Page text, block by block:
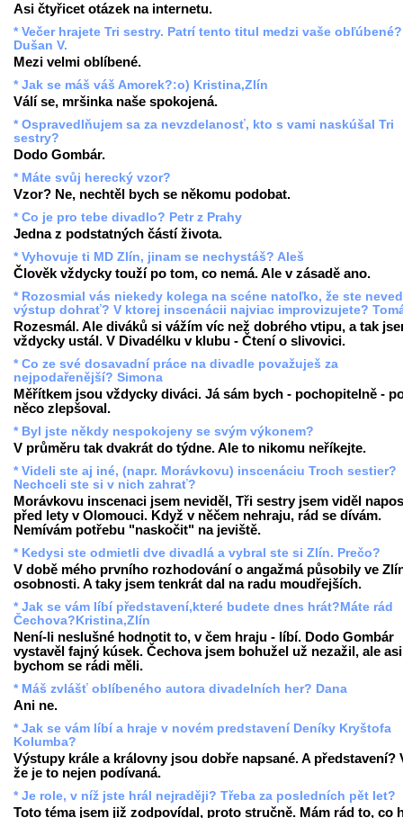
Asi čtyřicet otázek na internetu.
* Večer hrajete Tri sestry. Patrí tento titul medzi vaše obľúbené?
Dušan V.
Mezi velmi oblíbené.
* Jak se máš váš Amorek?:o) Kristina,Zlín
Válí se, mršinka naše spokojená.
* Ospravedlňujem sa za nevzdelanosť, kto s vami naskúšal Tri
sestry?
Dodo Gombár.
* Máte svůj herecký vzor?
Vzor? Ne, nechtěl bych se někomu podobat.
* Co je pro tebe divadlo? Petr z Prahy
Jedna z podstatných částí života.
* Vyhovuje ti MD Zlín, jinam se nechystáš? Aleš
Člověk vždycky touží po tom, co nemá. Ale v zásadě ano.
* Rozosmial vás niekedy kolega na scéne natoľko, že ste
výstup dohrať? V ktorej inscenácii najviac improvizujete?
Rozesmál. Ale diváků si vážím víc než dobrého vtipu, a tak
vždycky ustál. V Divadélku v klubu - Čtení o slivovici.
* Co ze své dosavadní práce na divadle považuješ za
nejpodařenější? Simona
Měřítkem jsou vždycky diváci. Já sám bych - pochopitelně -
něco zlepšoval.
* Byl jste někdy nespokojeny se svým výkonem?
V průměru tak dvakrát do týdne. Ale to nikomu neříkejte.
* Videli ste aj iné, (napr. Morávkovu) inscenáciu Troch sestier?
Nechceli ste si v nich zahrať?
Morávkovu inscenaci jsem neviděl, Tři sestry jsem viděl
před lety v Olomouci. Když v něčem nehraju, rád se dívám.
Nemívám potřebu "naskočit" na jeviště.
* Kedysi ste odmietli dve divadlá a vybral ste si Zlín. Prečo?
V době mého prvního rozhodování o angažmá působily ve
osobnosti. A taky jsem tenkrát dal na radu moudřejších.
* Jak se vám líbí představení,které budete dnes hrát?Máte rád
Čechova?Kristina,Zlín
Není-li neslušné hodnotit to, v čem hraju - líbí. Dodo Gombár
vystavěl fajný kúsek. Čechova jsem bohužel už nezažil, ale asi
bychom se rádi měli.
* Máš zvlášť oblíbeného autora divadelních her? Dana
Ani ne.
* Jak se vám líbí a hraje v novém predstavení Deníky Kryštofa
Kolumba?
Výstupy krále a královny jsou dobře napsané. A představení?
že je to nejen podívaná.
* Je role, v níž jste hrál nejraději? Třeba za posledních pět let?
Toto téma jsem již zodpovídal, proto stručně. Mám rád to, co